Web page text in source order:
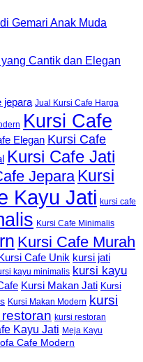
Gemari Anak Muda
Cantik dan Elegan
jepara Jual Kursi Cafe Harga
Kursi Cafe
Elegan Kursi Cafe
Kursi Cafe Jati
Jepara Kursi
Kayu Jati kursi cafe
Kursi Cafe Minimalis
Kursi Cafe Murah
Cafe Unik kursi jati
kayu minimalis kursi kayu
Kursi Makan Jati Kursi
Kursi Makan Modern
kursi
restoran kursi restoran
Kayu Jati Meja Kayu
Cafe Modern